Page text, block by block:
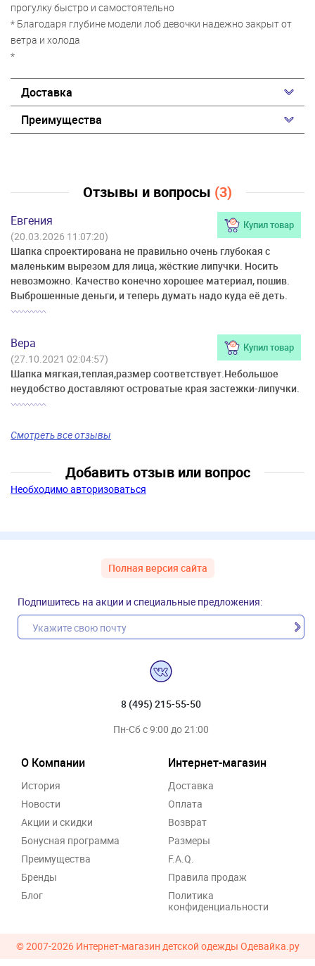
прогулку быстро и самостоятельно
* Благодаря глубине модели лоб девочки надежно закрыт от
ветра и холода
*
Доставка
Преимущества
Отзывы и вопросы (3)
Евгения Купил товар
(20.03.2026 11:07:20)
Шапка спроектирована не правильно очень глубокая с
маленьким вырезом для лица, жёсткие липучки. Носить
невозможно. Качество конечно хорошее материал, пошив.
Выброшенные деньги, и теперь думать надо куда её деть.
Вера Купил товар
(27.10.2021 02:04:57)
Шапка мягкая,теплая,размер соответствует.Небольшое
неудобство доставляют островатые края застежки-липучки.
Смотреть все отзывы
Добавить отзыв или вопрос
Необходимо авторизоваться
Полная версия сайта
Подпишитесь на акции и специальные предложения:
8 (495) 215-55-50
Пн-Сб с 9:00 до 21:00
О Компании
История
Новости
Акции и скидки
Бонусная программа
Преимущества
Бренды
Блог
Интернет-магазин
Доставка
Оплата
Возврат
Размеры
F.A.Q.
Правила продаж
Политика
конфиденциальности
© 2007-2026 Интернет-магазин детской одежды Одевайка.ру